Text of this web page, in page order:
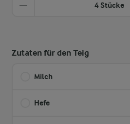
4 Stücke
Zutaten für den Teig
Milch
Hefe